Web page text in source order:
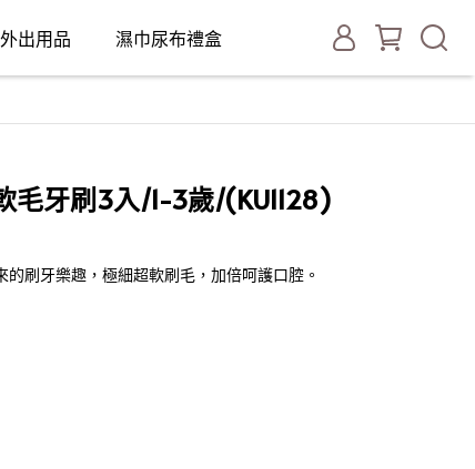
外出用品 濕巾尿布禮盒
毛牙刷3入/1-3歲/(KU1128)
刷牙樂趣，極細超軟刷毛，加倍呵護口腔。